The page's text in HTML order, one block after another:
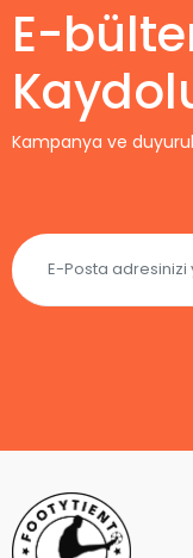
E-
Kampanya ve